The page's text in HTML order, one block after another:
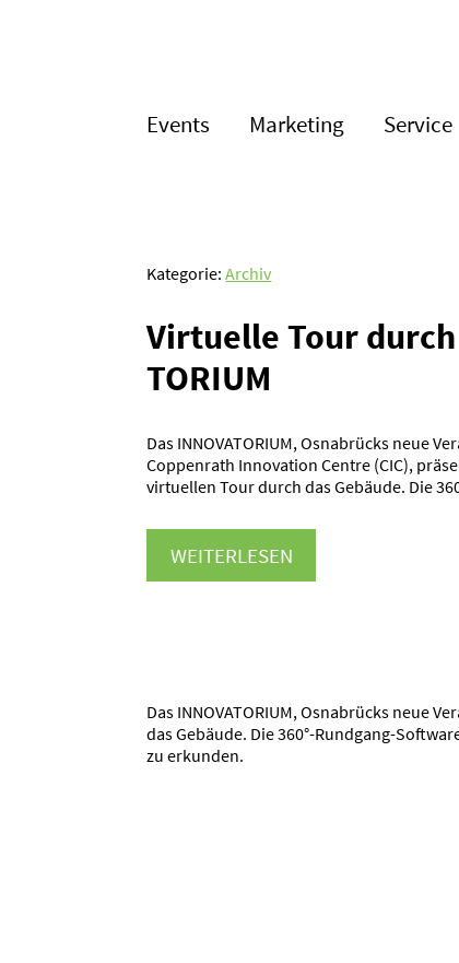
Events Marketing Service
Kategorie:Archiv
Virtuelle Tour
TORIUM
Das INNOVATORIUM, Osnabrücks neue
Coppenrath Innovation Centre (CIC),
virtuellen Tour durch das Gebäude. Die
WEITERLESEN
Das INNOVATORIUM, Osnabrücks neue
das Gebäude. Die 360°-Rundgang-
zu erkunden.